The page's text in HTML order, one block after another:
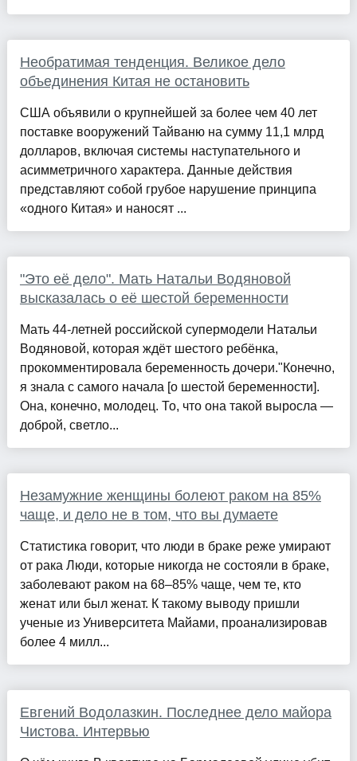
Необратимая тенденция. Великое дело
объединения Китая не остановить
США объявили о крупнейшей за более чем 40 лет
поставке вооружений Тайваню на сумму 11,1 млрд
долларов, включая системы наступательного и
асимметричного характера. Данные действия
представляют собой грубое нарушение принципа
«одного Китая» и наносят ...
"Это её дело". Мать Натальи Водяновой
высказалась о её шестой беременности
Мать 44-летней российской супермодели Натальи
Водяновой, которая ждёт шестого ребёнка,
прокомментировала беременность дочери."Конечно,
я знала с самого начала [о шестой беременности].
Она, конечно, молодец. То, что она такой выросла —
доброй, светло...
Незамужние женщины болеют раком на 85%
чаще, и дело не в том, что вы думаете
Статистика говорит, что люди в браке реже умирают
от рака Люди, которые никогда не состояли в браке,
заболевают раком на 68–85% чаще, чем те, кто
женат или был женат. К такому выводу пришли
ученые из Университета Майами, проанализировав
более 4 милл...
Евгений Водолазкин. Последнее дело майора
Чистова. Интервью